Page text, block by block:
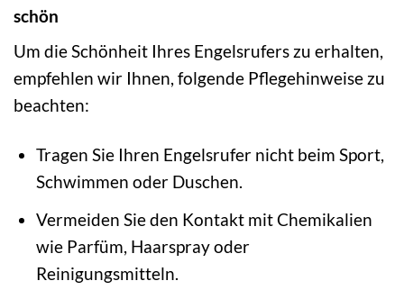
schön
Um die Schönheit Ihres Engelsrufers zu erhalten,
empfehlen wir Ihnen, folgende Pflegehinweise zu
beachten:
Tragen Sie Ihren Engelsrufer nicht beim Sport,
Schwimmen oder Duschen.
Vermeiden Sie den Kontakt mit Chemikalien
wie Parfüm, Haarspray oder
Reinigungsmitteln.